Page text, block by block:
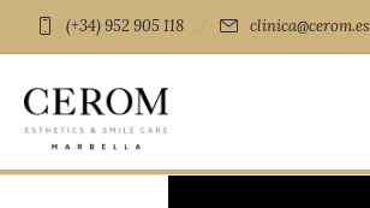
(+34) 952 905 118 clinica@cerom.es